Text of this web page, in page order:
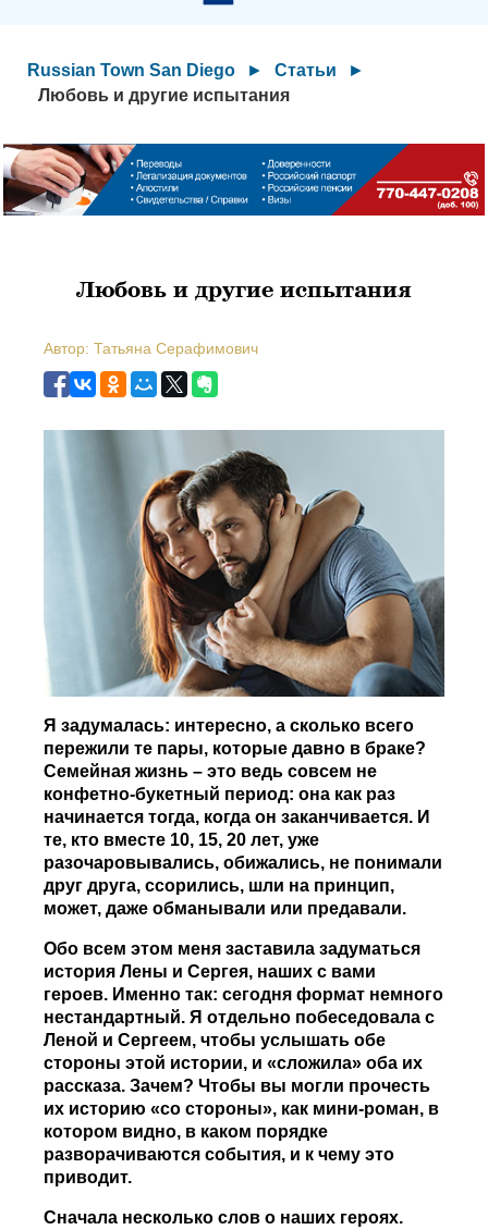
Russian Town San Diego ► Статьи
►
Любовь и другие испытания
Любовь и другие испытания
Автор: Татьяна Серафимович
Я задумалась: интересно, а сколько всего
пережили те пары, которые давно в браке?
Семейная жизнь – это ведь совсем не
конфетно-букетный период: она как раз
начинается тогда, когда он заканчивается. И
те, кто вместе 10, 15, 20 лет, уже
разочаровывались, обижались, не понимали
друг друга, ссорились, шли на принцип,
может, даже обманывали или предавали.
Обо всем этом меня заставила задуматься
история Лены и Сергея, наших с вами
героев. Именно так: сегодня формат немного
нестандартный. Я отдельно побеседовала с
Леной и Сергеем, чтобы услышать обе
стороны этой истории, и «сложила» оба их
рассказа. Зачем? Чтобы вы могли прочесть
их историю «со стороны», как мини-роман, в
котором видно, в каком порядке
разворачиваются события, и к чему это
приводит.
Сначала несколько слов о наших героях.